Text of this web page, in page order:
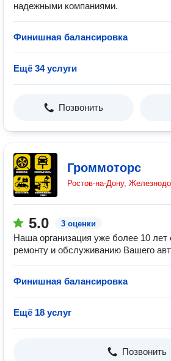
надежными компаниями.
Финишная балансировка
Ещё 34 услуги
Позвонить
Громмоторс
Ростов-на-Дону,
5.0 3 оценки
Наша организация уже более 10 лет
ремонту и обслуживанию Вашего
Финишная балансировка
Ещё 18 услуг
Позвонить